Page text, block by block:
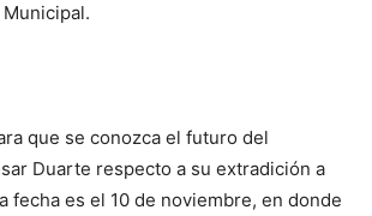
que se conozca el futuro del
Duarte respecto a su extradición a
fecha es el 10 de noviembre, en donde